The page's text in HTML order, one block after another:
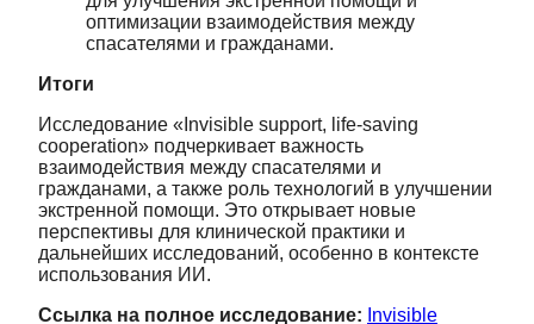
оптимизации взаимодействия между
спасателями и гражданами.
Итоги
Исследование «Invisible support, life-saving
cooperation» подчеркивает важность
взаимодействия между спасателями и
гражданами, а также роль технологий в улучшении
экстренной помощи. Это открывает новые
перспективы для клинической практики и
дальнейших исследований, особенно в контексте
использования ИИ.
Ссылка на полное исследование: Invisible